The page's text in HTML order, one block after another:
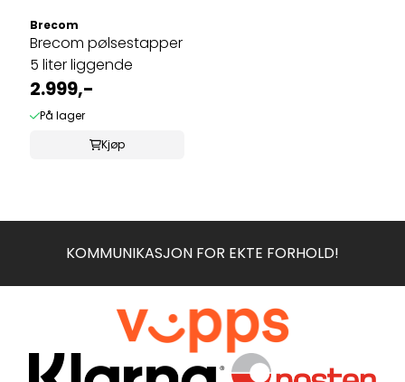
Brecom
Brecom pølsestapper
5 liter liggende
2.999,-
På lager
Kjøp
KOMMUNIKASJON FOR EKTE FORHOLD!